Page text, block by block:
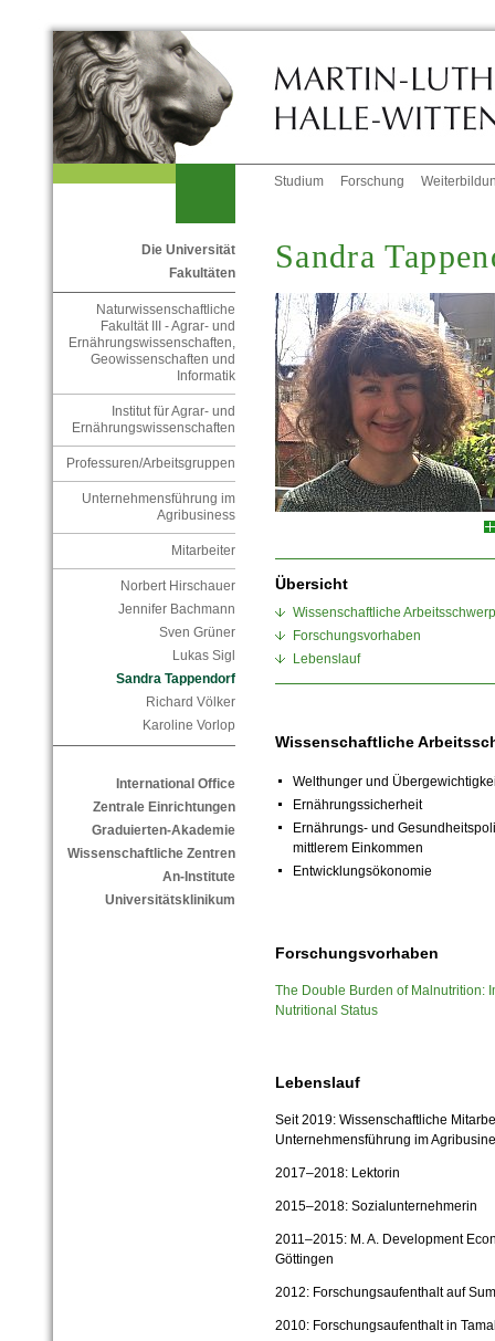
Studium Forschung
Die Universität
Fakultäten
Naturwissenschaftliche
Fakultät III - Agrar- und
Ernährungswissenschaften,
Geowissenschaften und
Informatik
Institut für Agrar- und
Ernährungswissenschaften
Professuren/Arbeitsgruppen
Unternehmensführung im
Agribusiness
Mitarbeiter
Norbert Hirschauer
Jennifer Bachmann
Sven Grüner
Lukas Sigl
Sandra Tappendorf
Richard Völker
Karoline Vorlop
International Office
Zentrale Einrichtungen
Graduierten-Akademie
Wissenschaftliche Zentren
An-Institute
Universitätsklinikum
Sandra
Übersicht
Wissenschaftliche
Forschungsvorhaben
Lebenslauf
Wissenschaftliche
Welthunger und
Ernährungssicherheit
Ernährungs- und
mittlerem Einkommen
Entwicklungsökonomie
Forschungsvorhaben
The Double Burden of Malnutrition:
Nutritional Status
Lebenslauf
Seit 2019: Wissenschaftliche
Unternehmensführung im
2017–2018: Lektorin
2015–2018: Sozialunternehmerin
2011–2015: M. A. Development
Göttingen
2012: Forschungsaufenthalt auf
2010: Forschungsaufenthalt in